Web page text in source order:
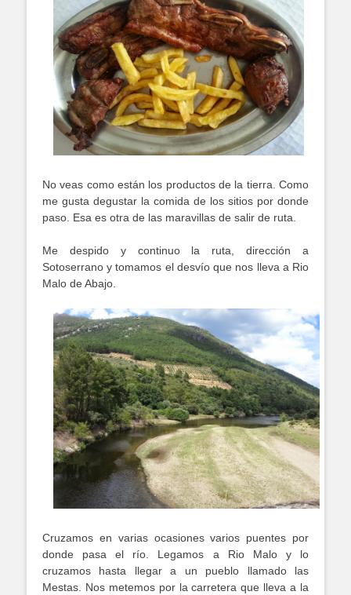
No veas como están los productos de la tierra. Como
me gusta degustar la comida de los sitios por donde
paso. Esa es otra de las maravillas de salir de ruta.
Me despido y continuo la ruta, dirección a
Sotoserrano y tomamos el desvío que nos lleva a Rio
Malo de Abajo.
Cruzamos en varias ocasiones varios puentes por
donde pasa el río. Legamos a Rio Malo y lo
cruzamos hasta llegar a un pueblo llamado las
Mestas. Nos metemos por la carretera que lleva a la